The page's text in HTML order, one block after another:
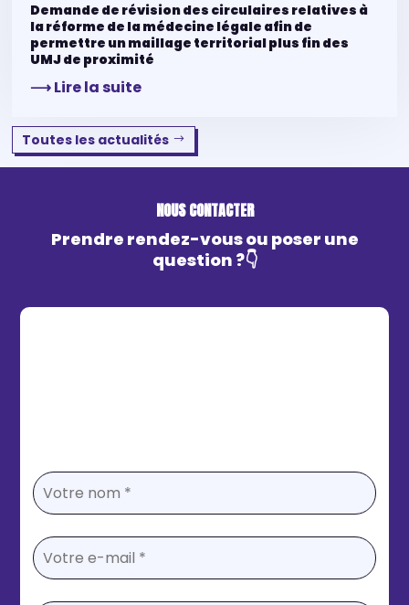
Demande de révision des circulaires relatives à
la réforme de la médecine légale afin de
permettre un maillage territorial plus fin des
UMJ de proximité
⟶ Lire la suite
Toutes les actualités
NOUS CONTACTER
Prendre rendez-vous ou poser une
question ?👇